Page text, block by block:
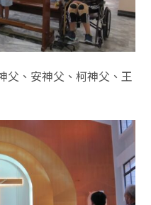
、安神父、柯神父、王